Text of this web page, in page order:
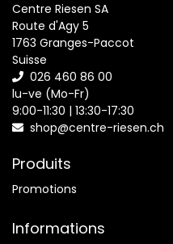
Centre Riesen SA
Route d'Agy 5
1763 Granges-Paccot
Suisse
026 460 86 00
lu-ve (Mo-Fr)
9:00-11:30 | 13:30-17:30
shop@centre-riesen.ch
Produits
Promotions
Informations